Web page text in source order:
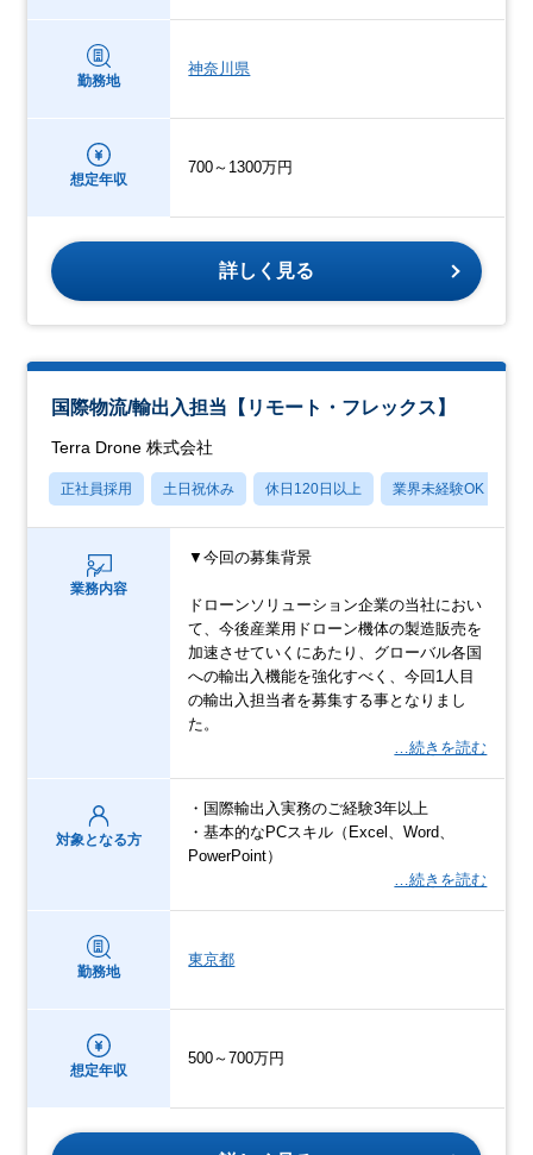
勤務地
神奈川県
想定年収
700～1300万円
詳しく見る
国際物流/輸出入担当【リモート・フレックス】
Terra Drone 株式会社
正社員採用 土日祝休み 休日120日以上 業界未経験OK
業務内容
▼今回の募集背景
ドローンソリューション企業の当社におい
て、今後産業用ドローン機体の製造販売を
加速させていくにあたり、グローバル各国
への輸出入機能を強化すべく、今回1人目
の輸出入担当者を募集する事となりまし
た。
…続きを読む
対象となる方
・国際輸出入実務のご経験3年以上
・基本的なPCスキル（Excel、Word、
PowerPoint）
…続きを読む
勤務地
東京都
想定年収
500～700万円